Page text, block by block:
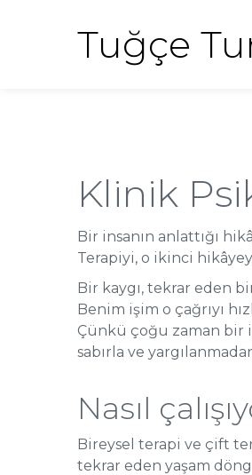
Tuğçe
Klinik
Bir insanın anlattığı
Terapiyi, o ikinci
Bir kaygı, tekrar eden
Benim işim o çağrıyı
Çünkü çoğu zaman bir
sabırla ve
Nasıl
Bireysel terapi ve çift
tekrar eden yaşam